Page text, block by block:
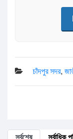
চাঁদপুর সদর,
সর্বশেষ সর্বাধিক